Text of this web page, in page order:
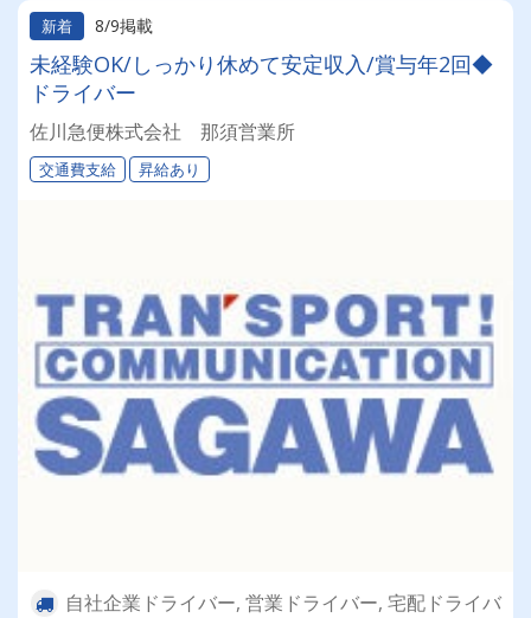
新着 8/9掲載
未経験OK/しっかり休めて安定収入/賞与年2回◆
ドライバー
佐川急便株式会社 那須営業所
交通費支給 昇給あり
自社企業ドライバー, 営業ドライバー, 宅配ドライバ